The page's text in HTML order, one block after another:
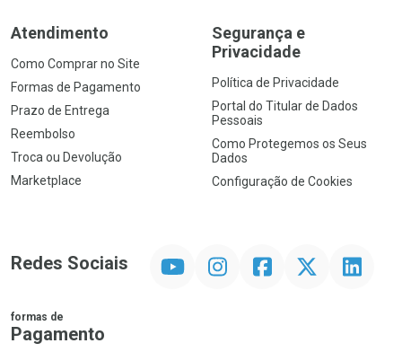
Atendimento
Como Comprar no Site
Formas de Pagamento
Prazo de Entrega
Reembolso
Troca ou Devolução
Marketplace
Segurança e
Privacidade
Política de Privacidade
Portal do Titular de Dados
Pessoais
Como Protegemos os Seus
Dados
Configuração de Cookies
Redes Sociais InstagramFacebookTwitter Linkedin
formas de
Pagamento